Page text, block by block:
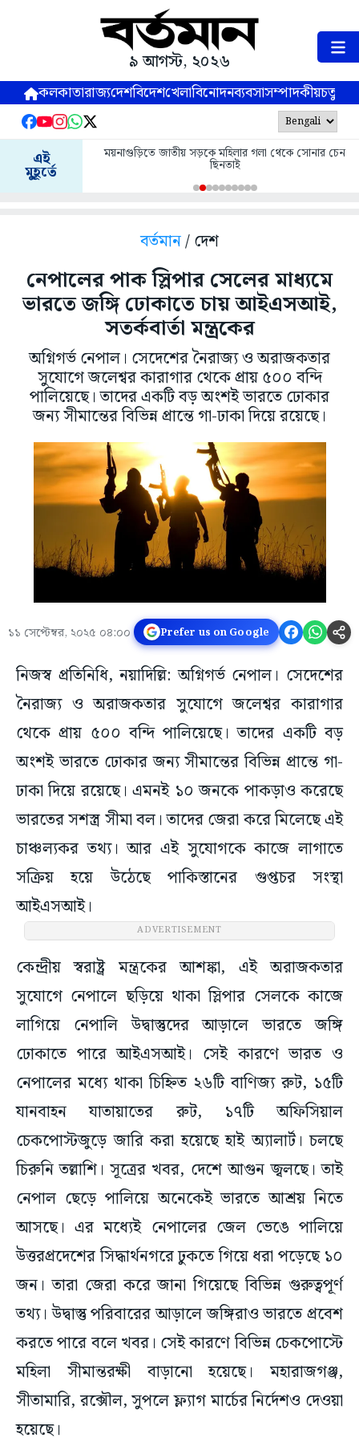
৯ আগস্ট, ২০২৬
কলকাতারাজ্যদেশবিদেশখেলাবিনোদনব্যবসাসম্পাদকীয়
এই
মুহূর্তে
ময়নাগুড়িতে জাতীয় সড়কে মহিলার গলা থেকে সোনার চেন
ছিনতাই
বর্তমান/ দেশ
নেপালের পাক স্লিপার সেলের মাধ্যমে
ভারতে জঙ্গি ঢোকাতে চায় আইএসআই,
সতর্কবার্তা মন্ত্রকের
অগ্নিগর্ভ নেপাল। সেদেশের নৈরাজ্য ও অরাজকতার
সুযোগে জলেশ্বর কারাগার থেকে প্রায় ৫০০ বন্দি
পালিয়েছে। তাদের একটি বড় অংশই ভারতে ঢোকার
জন্য সীমান্তের বিভিন্ন প্রান্তে গা-ঢাকা দিয়ে রয়েছে।
১১ সেপ্টেম্বর, ২০২৫ ০৪:০০ Prefer us on Google
নিজস্ব প্রতিনিধি, নয়াদিল্লি: অগ্নিগর্ভ নেপাল। সেদেশের
নৈরাজ্য ও অরাজকতার সুযোগে জলেশ্বর কারাগার
থেকে প্রায় ৫০০ বন্দি পালিয়েছে। তাদের একটি বড়
অংশই ভারতে ঢোকার জন্য সীমান্তের বিভিন্ন প্রান্তে গা-
ঢাকা দিয়ে রয়েছে। এমনই ১০ জনকে পাকড়াও করেছে
ভারতের সশস্ত্র সীমা বল। তাদের জেরা করে মিলেছে এই
চাঞ্চল্যকর তথ্য। আর এই সুযোগকে কাজে লাগাতে
সক্রিয় হয়ে উঠেছে পাকিস্তানের গুপ্তচর সংস্থা
আইএসআই।
ADVERTISEMENT
কেন্দ্রীয় স্বরাষ্ট্র মন্ত্রকের আশঙ্কা, এই অরাজকতার
সুযোগে নেপালে ছড়িয়ে থাকা স্লিপার সেলকে কাজে
লাগিয়ে নেপালি উদ্বাস্তুদের আড়ালে ভারতে জঙ্গি
ঢোকাতে পারে আইএসআই। সেই কারণে ভারত ও
নেপালের মধ্যে থাকা চিহ্নিত ২৬টি বাণিজ্য রুট, ১৫টি
যানবাহন যাতায়াতের রুট, ১৭টি অফিসিয়াল
চেকপোস্টজুড়ে জারি করা হয়েছে হাই অ্যালার্ট। চলছে
চিরুনি তল্লাশি। সূত্রের খবর, দেশে আগুন জ্বলছে। তাই
নেপাল ছেড়ে পালিয়ে অনেকেই ভারতে আশ্রয় নিতে
আসছে। এর মধ্যেই নেপালের জেল ভেঙে পালিয়ে
উত্তরপ্রদেশের সিদ্ধার্থনগরে ঢুকতে গিয়ে ধরা পড়েছে ১০
জন। তারা জেরা করে জানা গিয়েছে বিভিন্ন গুরুত্বপূর্ণ
তথ্য। উদ্বাস্তু পরিবারের আড়ালে জঙ্গিরাও ভারতে প্রবেশ
করতে পারে বলে খবর। সেই কারণে বিভিন্ন চেকপোস্টে
মহিলা সীমান্তরক্ষী বাড়ানো হয়েছে। মহারাজগঞ্জ,
সীতামারি, রক্সৌল, সুপলে ফ্ল্যাগ মার্চের নির্দেশও দেওয়া
হয়েছে।